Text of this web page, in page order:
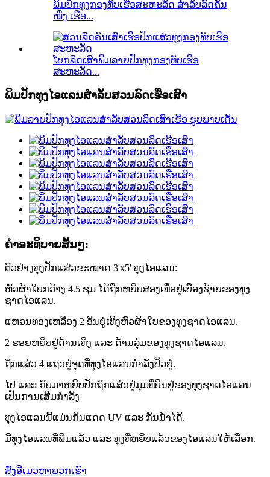
ພິມປັກທຸງກອງທັບເຮືອສະຫະລັດ ສຳລັບລົດຄັນ
ໜຶ່ງ ເຮືອ...
ໂບກລົດເສົາພິມລາຍປັກທຸງກອງທັບເຮືອ
ສະຫະລັດ...
ພິມປັກທຸງໄອແລນສຳລັບສວນລົດເຮືອເສົາ
ຄໍາອະທິບາຍສັ້ນໆ:
ຕົວຢ່າງທຸງປັກແສ່ວຂະໜາດ 3'x5' ທຸງໄອແລນ:
ຫົວຜ້າໃບກວ້າງ 4.5 ຊມ ໄດ້ຖືກຫຍິບສອງເທື່ອຢູ່ເບື້ອງຊ້າຍຂອງທຸງ
ຊາດໄອແລນ.
ແຫວນທອງເຫລືອງ 2 ອັນຢູ່ເທິງຫົວຜ້າໃບຂອງທຸງຊາດໄອແລນ.
2 ຮອຍຫຍິບຢູ່ດ້ານເທິງ ແລະ ດ້ານລຸ່ມຂອງທຸງຊາດໄອແລນ.
ຖັກແສ່ວ 4 ແຖວຢູ່ຈຸດທີ່ທຸງໄອແລນກຳລັງປິວຢູ່.
ໄປ ແລະ ກັບມາຫຍິບປັກຖັກແສ່ວຢູ່ມຸມທີ່ບິນຢູ່ຂອງທຸງຊາດໄອແລນ
ເປັນການເສີມກຳລັງ
ທຸງໄອແລນນີ້ແມ່ນກັນແດດ UV ແລະ ກັນນ້ຳໄດ້.
ມີທຸງໄອແລນທີ່ພິມແລ້ວ ແລະ ທຸງທີ່ຫຍິບແລ້ວຂອງໄອແລນໃຫ້ເລືອກ.
ສົ່ງອີເມວຫາພວກເຮົາ